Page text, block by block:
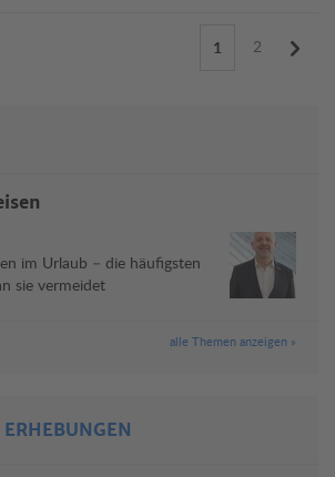
1 2
im Urlaub – die häufigsten
sie vermeidet
alle Themen anzeigen »